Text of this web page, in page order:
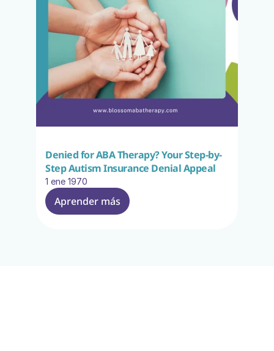
Denied for ABA Therapy? Your Step-by-
Step Autism Insurance Denial Appeal
1 ene 1970
Aprender más